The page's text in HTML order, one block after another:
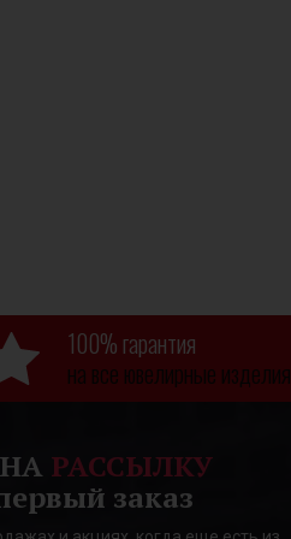
100% гарантия
на все ювелирные изделия
РАССЫЛКУ
заказ